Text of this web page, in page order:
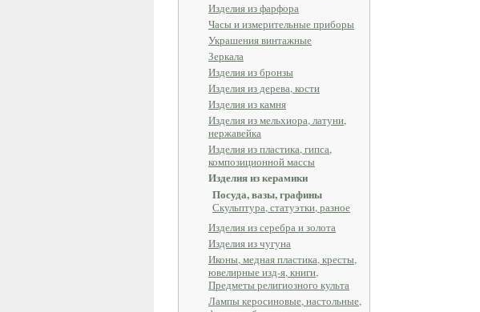
Изделия из фарфора
Часы и измерительные приборы
Украшения винтажные
Зеркала
Изделия из бронзы
Изделия из дерева, кости
Изделия из камня
Изделия из мельхиора, латуни,
нержавейка
Изделия из пластика, гипса,
композиционной массы
Изделия из керамики
Посуда, вазы, графины
Скульптура, статуэтки, разное
Изделия из серебра и золота
Изделия из чугуна
Иконы, медная пластика, кресты,
ювелирные изд-я, книги,
Предметы религиозного культа
Лампы керосиновые, настольные,